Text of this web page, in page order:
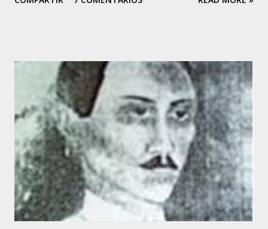
Venezuela. Su madre, Gloria Rodríguez, a finales de la
inclinación artística. Tania canta desde los 5 años de edad,
cuando debutó en el programa de Buck Rogers, que
auspiciaba el diario “EL NACIONAL”, en Radio Caracas –
Canal 2. Allí se dio a conocer y luego hizo presentaciones
en el Coney Island y en otros programas de corte infantil.
Tania comenzó a perfeccionar su voz. Empezó a tomar
clases de canto y piano, haciéndose acompañar en sus
siguientes presentaciones por los conjuntos de Inocente
Bello y Manuel Delgado. A...